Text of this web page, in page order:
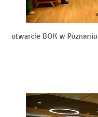
otwarcie BOK w Poznaniu